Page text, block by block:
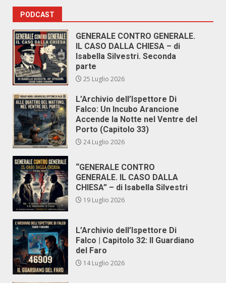
PODCAST
GENERALE CONTRO GENERALE.
IL CASO DALLA CHIESA – di
Isabella Silvestri. Seconda
parte
25 Luglio 2026
L’Archivio dell’Ispettore Di
Falco: Un Incubo Arancione
Accende la Notte nel Ventre del
Porto (Capitolo 33)
24 Luglio 2026
“GENERALE CONTRO
GENERALE. IL CASO DALLA
CHIESA” – di Isabella Silvestri
19 Luglio 2026
L’Archivio dell’Ispettore Di
Falco | Capitolo 32: Il Guardiano
del Faro
14 Luglio 2026